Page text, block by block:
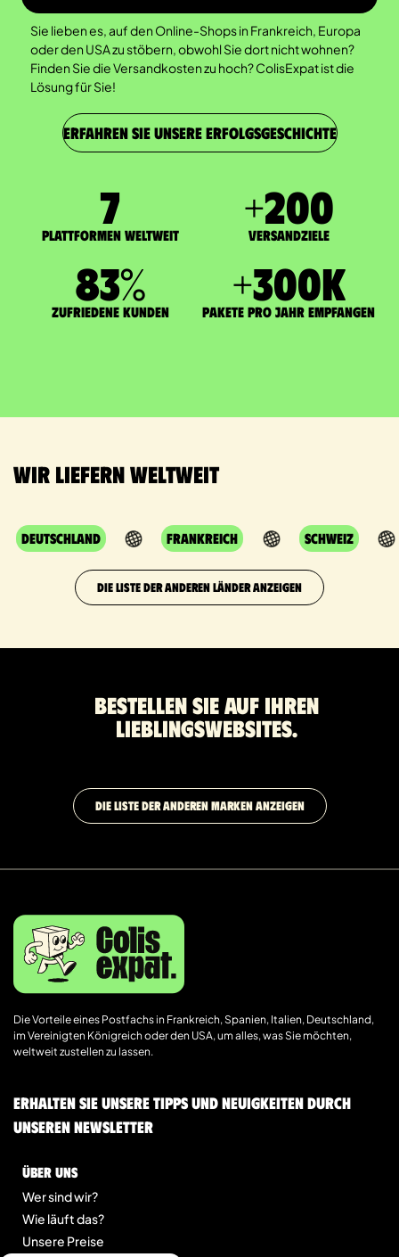
Sie lieben es, auf den Online-Shops in Frankreich, Europa
oder den USA zu stöbern, obwohl Sie dort nicht wohnen?
Finden Sie die Versandkosten zu hoch? ColisExpat ist die
Lösung für Sie!
ERFAHREN SIE UNSERE ERFOLGSGESCHICHTE
7
Plattformen weltweit
+200
Versandziele
83%
zufriedene Kunden
+300K
Pakete pro Jahr empfangen
Wir liefern weltweit
Deutschland Frankreich Schweiz
DIE LISTE DER ANDEREN LÄNDER ANZEIGEN
Bestellen Sie auf Ihren
Lieblingswebsites.
DIE LISTE DER ANDEREN MARKEN ANZEIGEN
Die Vorteile eines Postfachs in Frankreich, Spanien, Italien, Deutschland,
im Vereinigten Königreich oder den USA, um alles, was Sie möchten,
weltweit zustellen zu lassen.
Erhalten Sie unsere Tipps und Neuigkeiten durch
unseren Newsletter
Über uns
Wer sind wir?
Wie läuft das?
Unsere Preise